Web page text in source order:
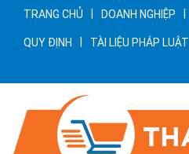
TRANG CHỦ DOANH NGHIỆP
QUY ĐỊNH TÀI LIỆU PHÁP LUẬT